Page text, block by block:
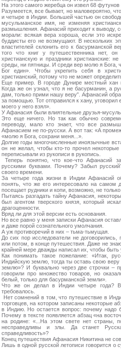
На этого самого жеребца он извел 68
Разумеется, все бывает, но маловероятно,
и четыре в Индии. Большей частью он
мусульманское имя, не изменяя
размышления. Афанасий приходит к выводу,
морали: всякая вера хороша, если это
буддисты его не возмущают. В нескольких
властителей склонить его к басурманской
того что книг у путешественника нет,
христианскую и праздники христианские:
среды, ни пятницы. И среди вер молю я Бога,
Бог един». Чтобы укрепить себя в
христианский, потому что не может
Еще пример. В городе Дунире местный хан
Когда же он узнал, что я не басурманин, а
дам, только прими нашу веру”. Афанасий
за помощью. Тот отправился к хану,
моего у него взял».
У Афанасия были влиятельные друзья-
Это еще ничего. Но так как обычно
переводу, мало кто знает, что все
Афанасием не по-русски. А вот так: «А
«молю я Бога, сохрани меня...».
Долгие годы многочисленные иноязычные
он не желал, чтобы кто-то прочел
переписывали из рукописи в рукопись.
Теперь понятно, что кое-что Афанасий
русскими буквами. Почему? Забыл
своего времени.
За четыре года жизни в Индии Афанасий
понять, что же его интересовало на
посещает рудники и копи, возможно, не
Пытаясь разгадать тайну Афанасия,
был агентом тверского князя, который
драгоценности.
Вряд ли для этой версии есть основания.
Но все равно у меня записки Афанасия
и даже порой сознательного умолчания.
А уж противоречий в них – тьма-тьмущая.
До сих пор исследователи не
или потом, в конце путешествия. Даже не
крайней мере дважды написал их, чтобы
Как понимать такое пожелание: «Итак,
Индийскую землю, тогда ты оставь свою
землю»? И буквально через две строчки –
говорили про множество товаров, но
белый, только для басурманской земли».
Что же он делал в Индии четыре года?
требовалось.
Нет сомнений в том, что путешествие в
торговцев, на котором записаны некоторые
в Индию. Но остается вопрос: почему надо
Почему в тексте появляется абзац «на
на родине: «...На этом свете нет страны,
несправедливы и злы. Да станет
справедливость»?
Конец путешествия Афанасия Никитина не
Лишь в одной русской летописи говорится